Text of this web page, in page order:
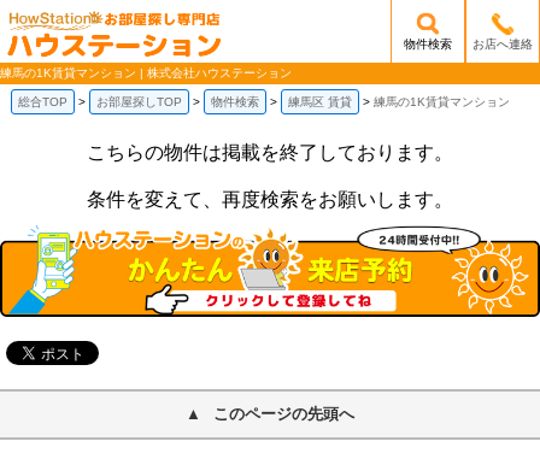
/mobile_img/head-logo.png
物件検索 お店へ連絡
練馬の1K賃貸マンション | 株式会社ハウステーション
総合TOP お部屋探しTOP 物件検索 練馬区 賃貸 練馬の1K賃貸マンション
こちらの物件は掲載を終了しております。
条件を変えて、再度検索をお願いします。
このページの先頭へ